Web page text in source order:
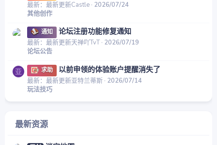
最新：最新更新Castle 2026/07/24
其他创作
通知 论坛注册功能修复通知
最新：最新更新天禅吖TvT 2026/07/19
论坛公告
亚 求助 以前申领的体验账户提醒消失了
最新：最新更新亚特兰蒂斯 2026/07/14
玩法技巧
最新资源